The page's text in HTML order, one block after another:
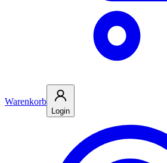
Warenkorb
Login